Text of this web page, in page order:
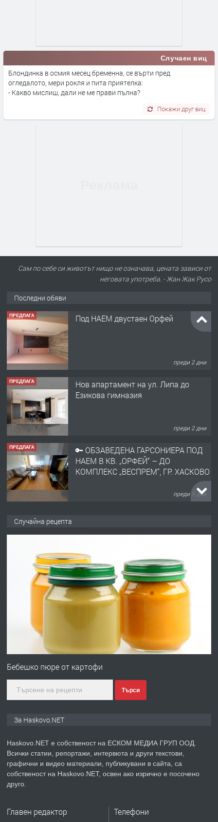
Случаен виц
Блондинка в осмия месец бременна, се върти пред
огледалото, мери рокля и пита приятелка:
- Какво мислиш, дали не ме прави пълна?
Покажи друг виц
Сам по себе си животът нищо не означава, цената зависи от
неговата употреба. - Жан Жак Русо
Последни обяви
ПРЕДЛАГА Под НАЕМ двустаен Орфей
преди 2 дни
ПРЕДЛАГА
Нов апартамент на ул. Липа до
Езикова гимназия
преди 2 дни
ПРЕДЛАГА
🔑 ОБЗАВЕДЕНА ГАРСОНИЕРА ПОД
НАЕМ В КВ. „ОРФЕЙ“ – ДО
КОМПЛЕКС „ВЕСПРЕМ“, ГР. ХАСКОВО
преди 3 дни
АПАРТАМЕНТ В ЦЕНТЪРА НА ГР.
преди 4 дни
ПРЕДЛАГА Давам гараж под наем
№4120 Магазин/Офис под наем в кв.
градската градина!
преди 5 дни
ПРЕДЛАГА
Продавам парцел в гр. Хасково кв.
Случайна рецепта
Бебешко пюре от картофи
Търси
За Haskovo.NET
Haskovo.NET е собственост на ЕСКОМ МЕДИА ГРУП ООД.
Всички статии, репортажи, интервюта и други текстови,
графични и видео материали, публикувани в сайта, са
собственост на Haskovo.NET, освен ако изрично е посочено
друго.
Главен редактор Телефони